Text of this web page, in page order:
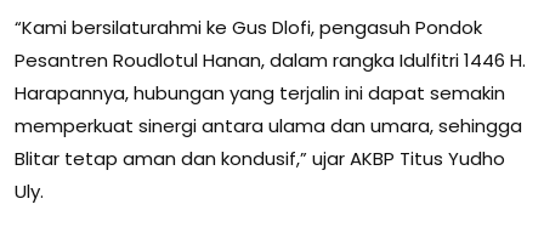
“Kami bersilaturahmi ke Gus Dlofi, pengasuh Pondok
Pesantren Roudlotul Hanan, dalam rangka Idulfitri 1446 H.
Harapannya, hubungan yang terjalin ini dapat semakin
memperkuat sinergi antara ulama dan umara, sehingga
Blitar tetap aman dan kondusif,” ujar AKBP Titus Yudho
Uly.